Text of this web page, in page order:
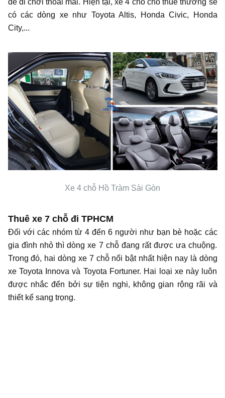
để đi chơi thoải mái. Hiện tại, xe 4 chỗ cho thuê thường sẽ
có các dòng xe như Toyota Altis, Honda Civic, Honda
City,...
Xe 4 chỗ Hồ Tràm Sài Gòn
Thuê xe 7 chỗ đi TPHCM
Đối với các nhóm từ 4 đến 6 người như bạn bè hoặc các
gia đình nhỏ thì dòng xe 7 chỗ đang rất được ưa chuộng.
Trong đó, hai dòng xe 7 chỗ nổi bật nhất hiện nay là dòng
xe Toyota Innova và Toyota Fortuner. Hai loại xe này luôn
được nhắc đến bởi sự tiện nghi, không gian rộng rãi và
thiết kế sang trọng.